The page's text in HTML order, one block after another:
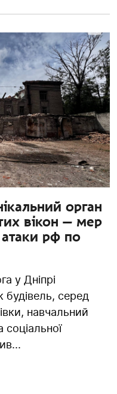
орган
вікон — мер
атаки рф по
у Дніпрі
серед
навчальний
соціальної